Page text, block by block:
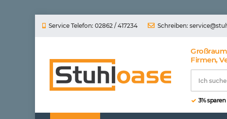
Service Telefon: 02862 / 417234 Schreiben:
Firmen,
3%